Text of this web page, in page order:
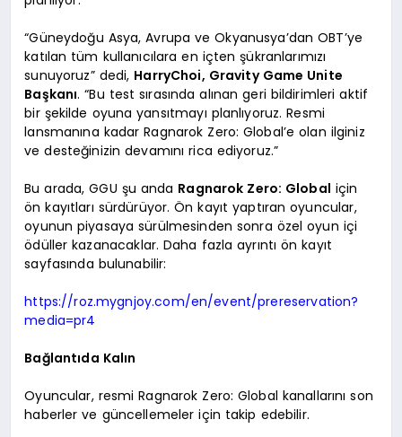
“Güneydoğu Asya, Avrupa ve Okyanusya’dan OBT’ye
katılan tüm kullanıcılara en içten şükranlarımızı
sunuyoruz” dedi, HarryChoi, Gravity Game Unite
Başkanı. “Bu test sırasında alınan geri bildirimleri aktif
bir şekilde oyuna yansıtmayı planlıyoruz. Resmi
lansmanına kadar Ragnarok Zero: Global’e olan ilginiz
ve desteğinizin devamını rica ediyoruz.”
Bu arada, GGU şu anda Ragnarok Zero: Global için
ön kayıtları sürdürüyor. Ön kayıt yaptıran oyuncular,
oyunun piyasaya sürülmesinden sonra özel oyun içi
ödüller kazanacaklar. Daha fazla ayrıntı ön kayıt
sayfasında bulunabilir:
https://roz.mygnjoy.com/en/event/prereservation?
media=pr4
Bağlantıda Kalın
Oyuncular, resmi Ragnarok Zero: Global kanallarını son
haberler ve güncellemeler için takip edebilir.